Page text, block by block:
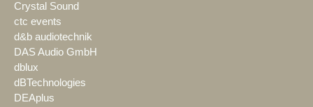
Crystal Sound
ctc events
d&b audiotechnik
DAS Audio GmbH
dblux
dBTechnologies
DEAplus